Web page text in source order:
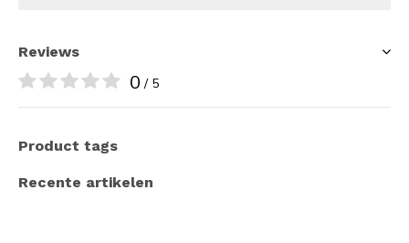
Reviews
0 / 5
Product tags
Recente artikelen